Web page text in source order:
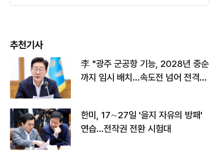
추천기사
李 "광주 군공항 기능, 2028년 중순
까지 임시 배치…속도전 넘어 전격
한미, 17∼27일 '을지 자유의 방패'
연습…전작권 전환 시험대